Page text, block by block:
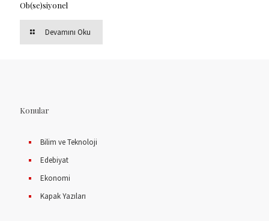
Ob(se)siyonel
Devamını Oku
Konular
Bilim ve Teknoloji
Edebiyat
Ekonomi
Kapak Yazıları